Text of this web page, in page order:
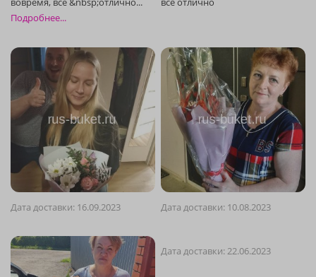
Подробнее...
Дата доставки: 16.09.2023 Дата доставки: 10.08.2023
Дата доставки: 22.06.2023